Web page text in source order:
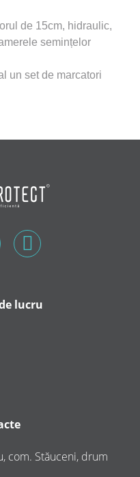
de 15cm, hidraulic,
semințelor
un set de marcatori
lucru
com. Stăuceni, drum